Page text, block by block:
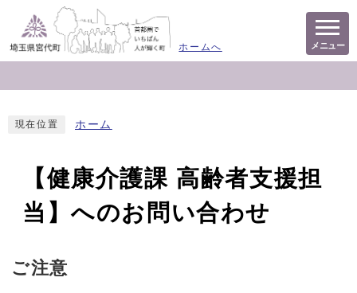
ホームへ メニュー
現在位置 ホーム
【健康介護課 高齢者支援担
当】へのお問い合わせ
ご注意